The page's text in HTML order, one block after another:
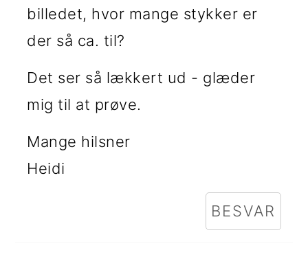
billedet, hvor mange stykker er
der så ca. til?
Det ser så lækkert ud - glæder
mig til at prøve.
Mange hilsner
Heidi
BESVAR